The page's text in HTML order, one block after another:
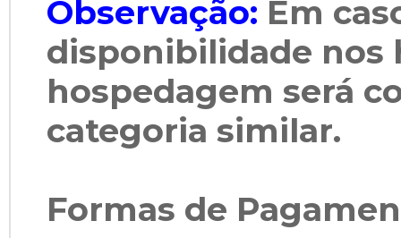
Observação: Em
disponibilidade nos
hospedagem será
categoria similar.
Formas de